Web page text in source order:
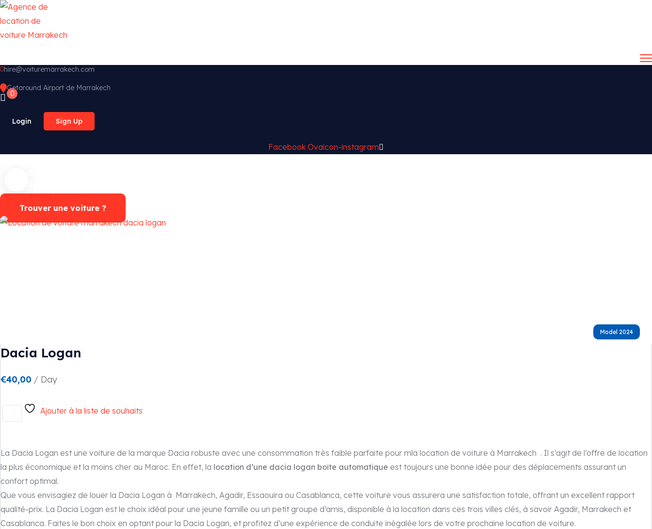
hire@voituremarrakech.com
Getaround Airport de Marrakech
0
Login Sign Up
Facebook Ovaicon-instagram
Trouver une voiture ?
Model 2024
Dacia Logan
€40,00 / Day
Ajouter à la liste de souhaits
La Dacia Logan est une voiture de la marque Dacia robuste avec une consommation très faible parfaite pour mla location de voiture à Marrakech . Il s’agit de l’offre de location
la plus économique et la moins cher au Maroc. En effet, la location d’une dacia logan boîte automatique est toujours une bonne idée pour des déplacements assurant un
confort optimal.
Que vous envisagiez de louer la Dacia Logan à Marrakech, Agadir, Essaouira ou Casablanca, cette voiture vous assurera une satisfaction totale, offrant un excellent rapport
qualité-prix. La Dacia Logan est le choix idéal pour une jeune famille ou un petit groupe d’amis, disponible à la location dans ces trois villes clés, à savoir Agadir, Marrakech et
Casablanca. Faites le bon choix en optant pour la Dacia Logan, et profitez d’une expérience de conduite inégalée lors de votre prochaine location de voiture.